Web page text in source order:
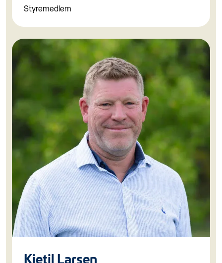
Styremedlem
Kjetil Larsen